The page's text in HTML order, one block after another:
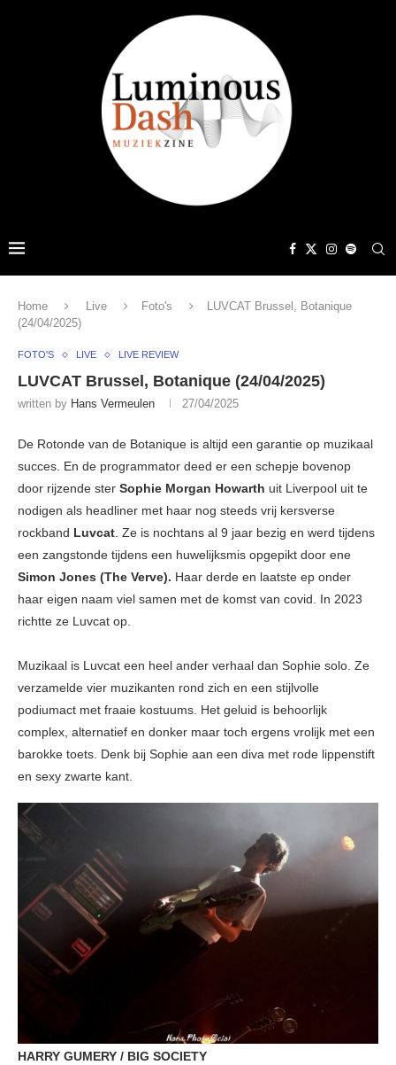
Home Live Foto's
LUVCAT Brussel, Botanique
(24/04/2025)
FOTO'S LIVE LIVE REVIEW
LUVCAT Brussel, Botanique (24/04/2025)
written by Hans Vermeulen 27/04/2025
De Rotonde van de Botanique is altijd een garantie op muzikaal
succes. En de programmator deed er een schepje bovenop
door rijzende ster Sophie Morgan Howarth uit Liverpool uit te
nodigen als headliner met haar nog steeds vrij kersverse
rockband Luvcat. Ze is nochtans al 9 jaar bezig en werd tijdens
een zangstonde tijdens een huwelijksmis opgepikt door ene
Simon Jones (The Verve). Haar derde en laatste ep onder
haar eigen naam viel samen met de komst van covid. In 2023
richtte ze Luvcat op.
Muzikaal is Luvcat een heel ander verhaal dan Sophie solo. Ze
verzamelde vier muzikanten rond zich en een stijlvolle
podiumact met fraaie kostuums. Het geluid is behoorlijk
complex, alternatief en donker maar toch ergens vrolijk met een
barokke toets. Denk bij Sophie aan een diva met rode lippenstift
en sexy zwarte kant.
HARRY GUMERY / BIG SOCIETY